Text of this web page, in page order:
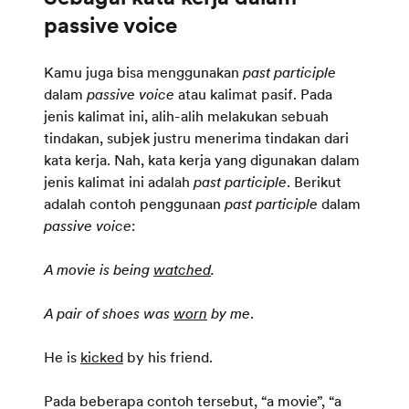
Kamu juga bisa menggunakan past participle
dalam passive voice atau kalimat pasif. Pada
jenis kalimat ini, alih-alih melakukan sebuah
tindakan, subjek justru menerima tindakan dari
kata kerja. Nah, kata kerja yang digunakan dalam
jenis kalimat ini adalah past participle. Berikut
adalah contoh penggunaan past participle dalam
passive voice:
A movie is being watched.
A pair of shoes was worn by me.
He is kicked by his friend.
Pada beberapa contoh tersebut, “a movie”, “a